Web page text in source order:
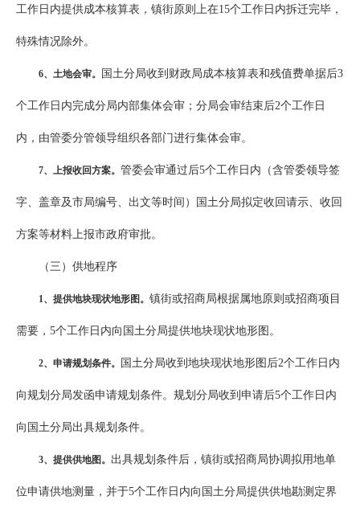
工作日内提供成本核算表，镇街原则上在15个工作日内拆迁完毕，
特殊情况除外。
6、土地会审。 国土分局收到财政局成本核算表和残值费单据后3
个工作日内完成分局内部集体会审；分局会审结束后2个工作日
内，由管委分管领导组织各部门进行集体会审。
7、上报收回方案。 管委会审通过后5个工作日内（含管委领导签
字、盖章及市局编号、出文等时间）国土分局拟定收回请示、收回
方案等材料上报市政府审批。
（三）供地程序
1、提供地块现状地形图。 镇街或招商局根据属地原则或招商项目
需要，5个工作日内向国土分局提供地块现状地形图。
2、申请规划条件。 国土分局收到地块现状地形图后2个工作日内
向规划分局发函申请规划条件。规划分局收到申请后5个工作日内
向国土分局出具规划条件。
3、提供供地图。 出具规划条件后，镇街或招商局协调拟用地单
位申请供地测量，并于5个工作日内向国土分局提供供地勘测定界